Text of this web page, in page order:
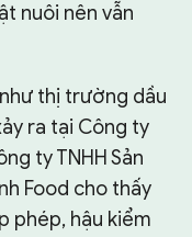
nuôi nên vẫn
thị trường dầu
ra tại Công ty
ty TNHH Sản
Food cho thấy
phép, hậu kiểm